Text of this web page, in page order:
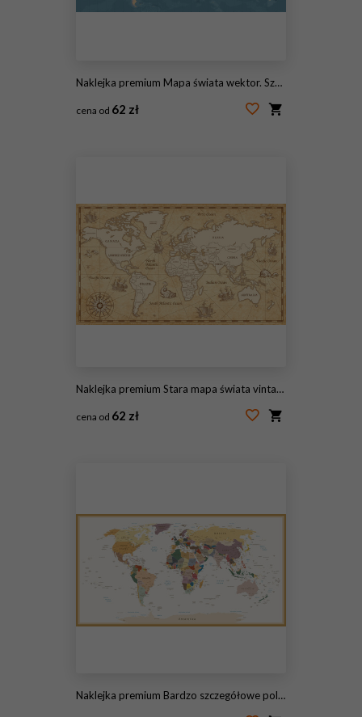
Naklejka premium Mapa świata wektor. Szczegółowa ilustracja mapy świata
cena od 62 zł
Naklejka premium Stara mapa świata vintage
cena od 62 zł
Naklejka premium Bardzo szczegółowe polityczna mapa świata Vintage kolory